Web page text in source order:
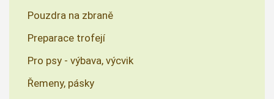
Pouzdra na zbraně
Preparace trofejí
Pro psy - výbava, výcvik
Řemeny, pásky